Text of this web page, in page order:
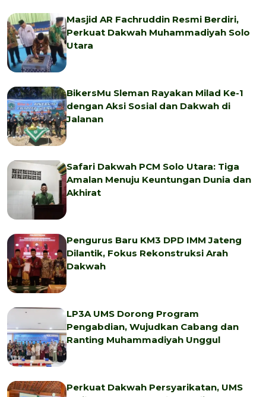
Masjid AR Fachruddin Resmi Berdiri,
Perkuat Dakwah Muhammadiyah Solo
Utara
BikersMu Sleman Rayakan Milad Ke-1
dengan Aksi Sosial dan Dakwah di
Jalanan
Safari Dakwah PCM Solo Utara: Tiga
Amalan Menuju Keuntungan Dunia dan
Akhirat
Pengurus Baru KM3 DPD IMM Jateng
Dilantik, Fokus Rekonstruksi Arah
Dakwah
LP3A UMS Dorong Program
Pengabdian, Wujudkan Cabang dan
Ranting Muhammadiyah Unggul
Perkuat Dakwah Persyarikatan, UMS